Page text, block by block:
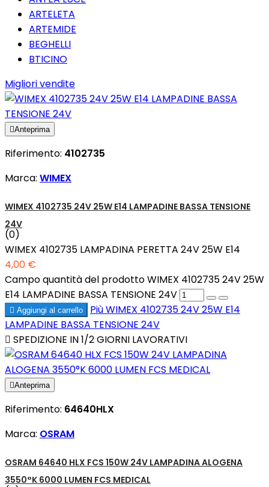
ARTELETA
ARTEMIDE
BEGHELLI
BTICINO
Migliori vendite
Anteprima
Riferimento: 4102735
Marca: WIMEX
WIMEX 4102735 24V 25W E14 LAMPADINE BASSA TENSIONE
24V
(0)
WIMEX 4102735 LAMPADINA PERETTA 24V 25W E14
4,00 €
Campo quantità del prodotto WIMEX 4102735 24V 25W
E14 LAMPADINE BASSA TENSIONE 24V
 Aggiungi al carrello PiùWIMEX 4102735 24V 25W E14
LAMPADINE BASSA TENSIONE 24V
 SPEDIZIONE IN 1/2 GIORNI LAVORATIVI
Anteprima
Riferimento: 64640HLX
Marca: OSRAM
OSRAM 64640 HLX FCS 150W 24V LAMPADINA ALOGENA
3550°K 6000 LUMEN FCS MEDICAL